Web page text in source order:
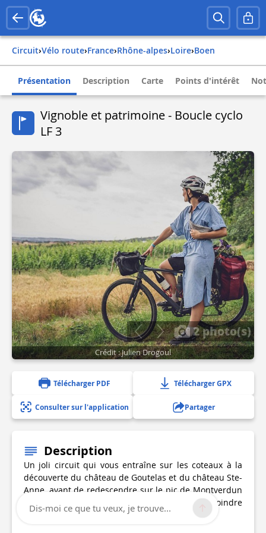
Circuit› Vélo route› france› rhône-alpes› loire› boen
Présentation Description Carte Points d'intérêt
Vignoble et patrimoine - Boucle cyclo
LF 3
2 photo(s)
Crédit : Julien Drogoul
Télécharger PDF Télécharger GPX
Consulter sur l'application Partager
Description
Un joli circuit qui vous entraîne sur les coteaux à la
découverte du château de Goutelas et du château Ste-
Anne, avant de redescendre sur le pic de Montverdun
et de poursuivre en longeant le Lignon pour rejoindre
la Bâtie d'Urfé.
Dis-moi ce que tu veux, je trouve...